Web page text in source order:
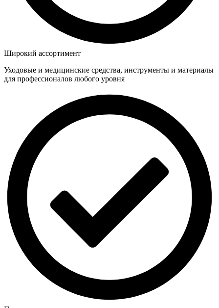
Широкий ассортимент
Уходовые и медицинские средства, инструменты и материалы
для профессионалов любого уровня